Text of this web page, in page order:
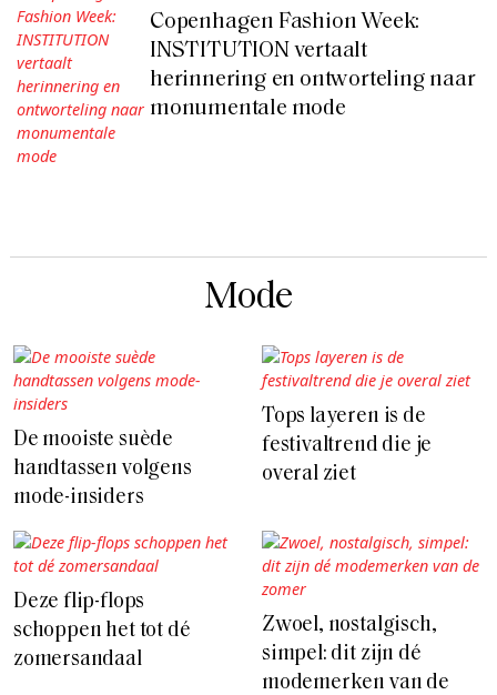
Copenhagen Fashion Week:
INSTITUTION vertaalt
herinnering en ontworteling naar
monumentale mode
Mode
De mooiste suède
handtassen volgens
mode-insiders
Tops layeren is de
festivaltrend die je
overal ziet
Deze flip-flops
schoppen het tot dé
zomersandaal
Zwoel, nostalgisch,
simpel: dit zijn dé
modemerken van de